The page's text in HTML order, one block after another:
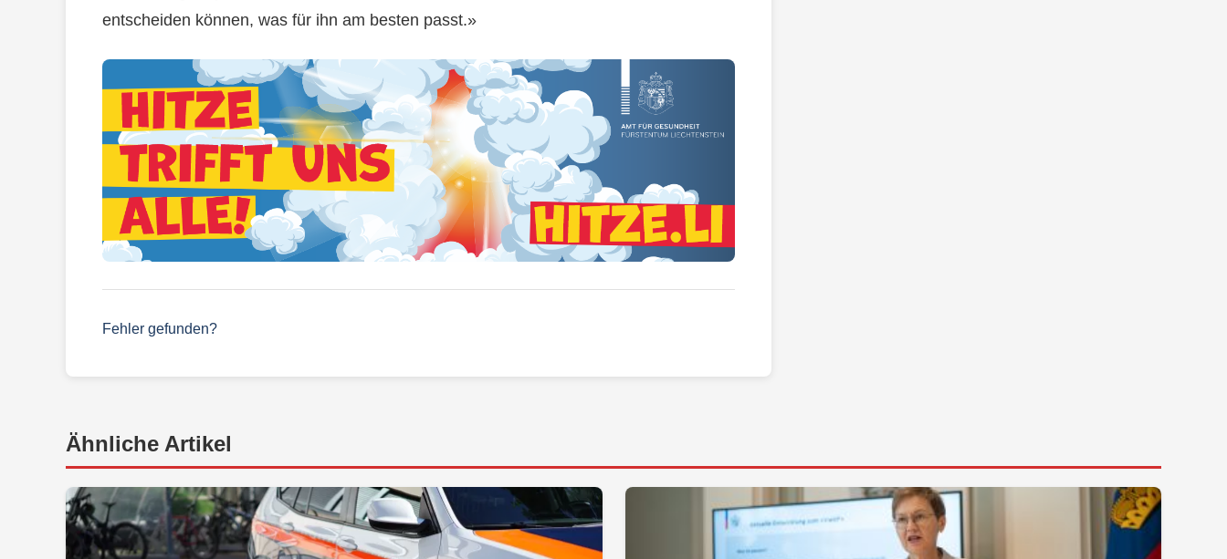
entscheiden können, was für ihn am besten passt.»
Fehler gefunden?
Ähnliche Artikel